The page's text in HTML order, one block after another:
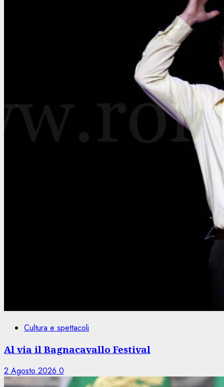
Cultura e spettacoli
Al via il Bagnacavallo Festival
2 Agosto 2026 0